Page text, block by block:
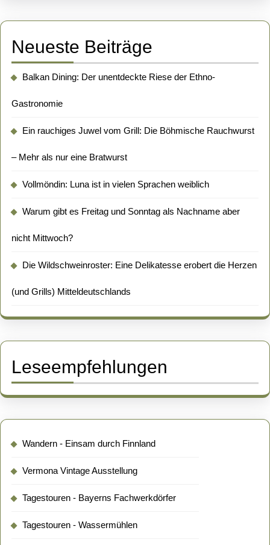
Neueste Beiträge
Balkan Dining: Der unentdeckte Riese der Ethno-
Gastronomie
Ein rauchiges Juwel vom Grill: Die Böhmische Rauchwurst
– Mehr als nur eine Bratwurst
Vollmöndin: Luna ist in vielen Sprachen weiblich
Warum gibt es Freitag und Sonntag als Nachname aber
nicht Mittwoch?
Die Wildschweinroster: Eine Delikatesse erobert die Herzen
(und Grills) Mitteldeutschlands
Leseempfehlungen
Wandern - Einsam durch Finnland
Vermona Vintage Ausstellung
Tagestouren - Bayerns Fachwerkdörfer
Tagestouren - Wassermühlen